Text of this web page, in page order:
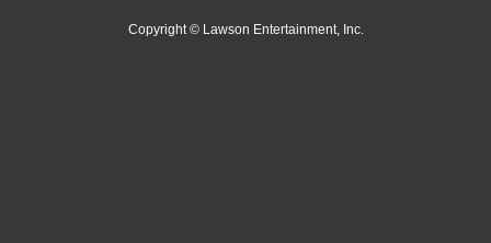
Copyright © Lawson Entertainment, Inc.